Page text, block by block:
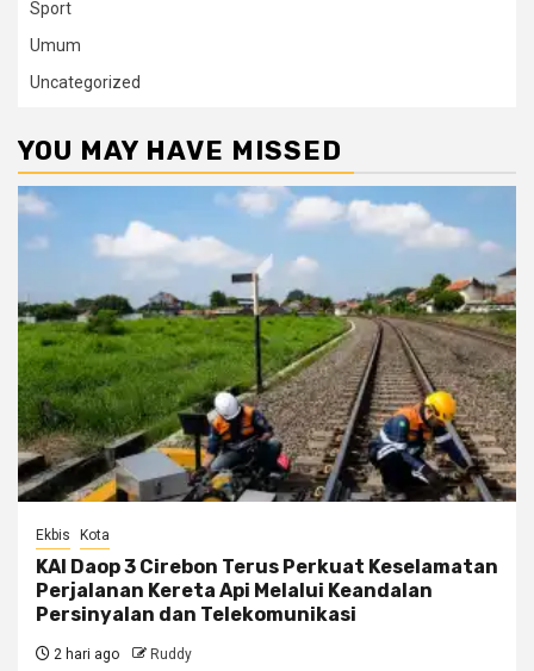
Sport
Umum
Uncategorized
YOU MAY HAVE MISSED
Ekbis Kota
KAI Daop 3 Cirebon Terus Perkuat Keselamatan
Perjalanan Kereta Api Melalui Keandalan
Persinyalan dan Telekomunikasi
2 hari ago Ruddy